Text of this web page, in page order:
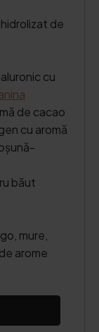
de
cu
de cacao
cu aromă
băut
mure,
arome